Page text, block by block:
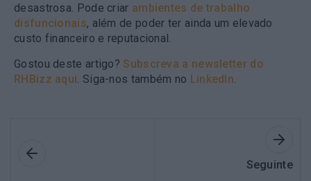
desastrosa. Pode criar ambientes de trabalho
disfuncionais, além de poder ter ainda um elevado
custo financeiro e reputacional.
Gostou deste artigo? Subscreva a newsletter do
RHBizz aqui . Siga-nos também no LinkedIn
Seguinte